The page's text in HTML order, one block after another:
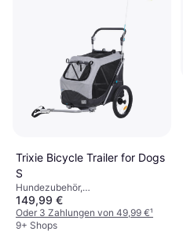
Trixie Bicycle Trailer for Dogs
S
Hundezubehör,
Hundefahrradanhänger
149,99 €
Oder 3 Zahlungen von 49,99 €¹
9+ Shops